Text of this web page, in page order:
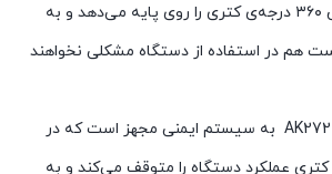
دستگاه اجازه‌ی چرخش ۳۶۰ درجه‌ی کتری را روی پایه می‌دهد و به
هم در استفاده از دستگاه مشکلی نخواهند
چای‌سازآیکو مدل AK272 TM به سیستم ایمنی مجهز است که در
عملکرد دستگاه را متوقف می‌کند و به